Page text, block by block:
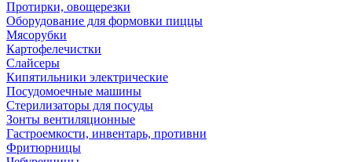
Протирки, овощерезки
Оборудование для формовки пиццы
Мясорубки
Картофелечистки
Слайсеры
Кипятильники электрические
Посудомоечные машины
Стерилизаторы для посуды
Зонты вентиляционные
Гастроемкости, инвентарь, противни
Фритюрницы